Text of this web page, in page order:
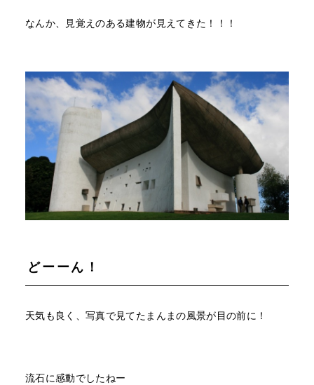
なんか、見覚えのある建物が見えてきた！！！
どーーん！
天気も良く、写真で見てたまんまの風景が目の前に！
流石に感動でしたねー